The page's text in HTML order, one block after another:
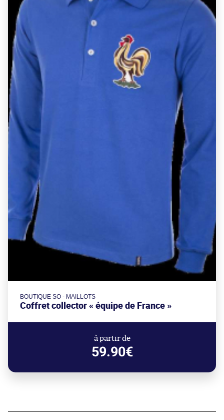
BOUTIQUE SO - MAILLOTS
Coffret collector « équipe de France »
à partir de
59.90€